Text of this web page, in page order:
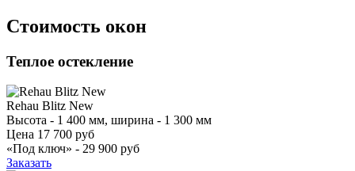
Стоимость окон
Теплое остекление
Rehau Blitz New
Высота - 1 400 мм, ширина - 1 300 мм
Цена 17 700 руб
«Под ключ» - 29 900 руб
Заказать